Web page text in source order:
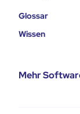
Glossar
Wissen
Mehr